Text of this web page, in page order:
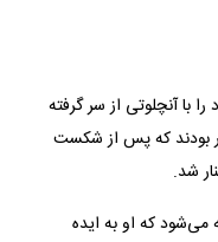
با آنچلوتی از سر گرفته
بودند که پس از شکست
می‌شود که او به ایده